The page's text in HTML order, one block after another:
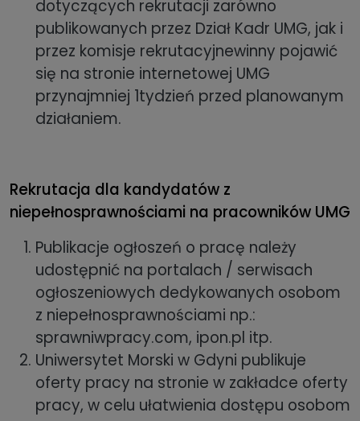
dotyczących rekrutacji zarówno
publikowanych przez Dział Kadr UMG, jak i
przez komisje rekrutacyjnewinny pojawić
się na stronie internetowej UMG
przynajmniej 1tydzień przed planowanym
działaniem.
Rekrutacja dla kandydatów z
niepełnosprawnościami na pracowników UMG
Publikacje ogłoszeń o pracę należy
udostępnić na portalach / serwisach
ogłoszeniowych dedykowanych osobom
z niepełnosprawnościami np.:
sprawniwpracy.com, ipon.pl itp.
Uniwersytet Morski w Gdyni publikuje
oferty pracy na stronie w zakładce oferty
pracy, w celu ułatwienia dostępu osobom